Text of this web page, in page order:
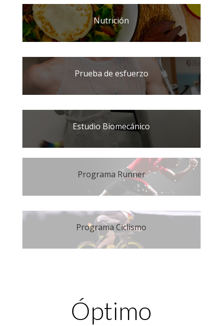
Nutrición
Prueba de esfuerzo
Estudio Biomecánico
Programa Runner
Programa Ciclismo
Óptimo